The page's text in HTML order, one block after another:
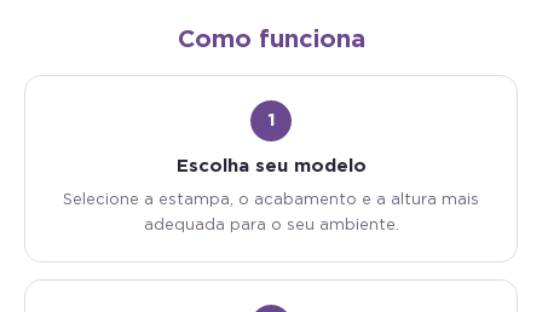
Como funciona
1
Escolha seu modelo
Selecione a estampa, o acabamento e a altura mais
adequada para o seu ambiente.